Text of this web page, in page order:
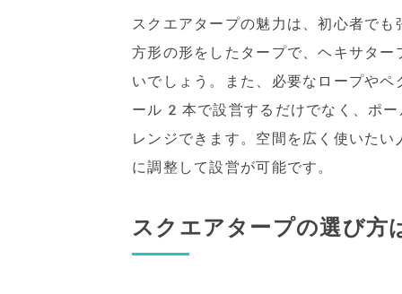
スクエアタープの魅力は、初心者で
方形の形をしたタープで、ヘキサタ
いでしょう。また、必要なロープや
ール2本で設営するだけでなく、ポ
レンジできます。空間を広く使いた
に調整して設営が可能です。
スクエアタープの選び方